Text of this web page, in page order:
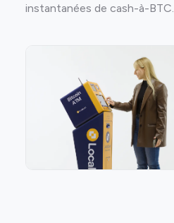
instantanées de cash-à-BTC.